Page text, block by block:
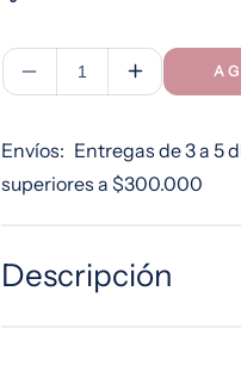
Reducir
Billetera
Aumentar
Billetera
Envíos: Entregas de 3 a 5
superiores a $300.000
Descripción